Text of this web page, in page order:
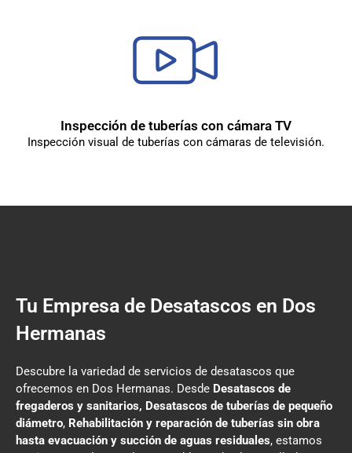
Inspección de tuberías con cámara TV
Inspección visual de tuberías con cámaras de televisión.
Tu Empresa de Desatascos en Dos
Hermanas
Descubre la variedad de servicios de desatascos que
ofrecemos en Dos Hermanas. Desde Desatascos de
fregaderos y sanitarios, Desatascos de tuberías de pequeño
diámetro, Rehabilitación y reparación de tuberías sin obra
hasta evacuación y succión de aguas residuales, estamos